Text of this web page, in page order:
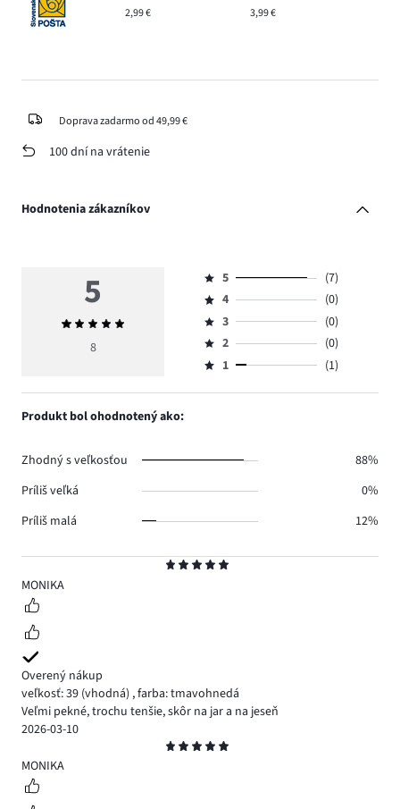
2,99 € 3,99 €
Doprava zadarmo od 49,99 €
100 dní na vrátenie
Hodnotenia zákazníkov
5
MONIKA
Overený nákup
veľkosť: 39 (vhodná) ,farba: tmavohnedá
Veľmi pekné, trochu tenšie, skôr na jar a na jeseň
2026-03-10
5
MONIKA
5
Priemerné
hodnotenie
8
Hodnotenie
5,
počet
hlasov
7.
5
(7)
Hodnotenie
4,
počet
hlasov
4
(0)
Hodnotenie
3,
počet
3
(0)
Hodnotenie
2,
2
(0)
Hodnotenie
1,
1 (1)
Produkt bol ohodnotený ako:
Zhodný s veľkosťou
88%
Príliš veľká
0%
Príliš malá
12%